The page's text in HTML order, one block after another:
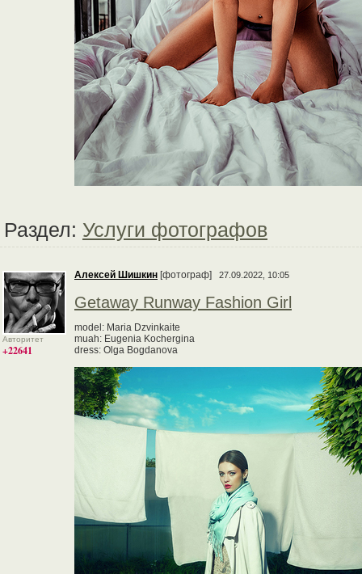
Раздел: Услуги фотографов
Авторитет
+22641
Алексей Шишкин [фотограф] 27.09.2022, 10:05
Getaway Runway Fashion Girl
model: Maria Dzvinkaite
muah: Eugenia Kochergina
dress: Olga Bogdanova